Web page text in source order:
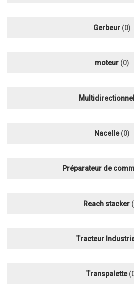
Gerbeur(0)
moteur(0)
Multidirectionnel
Nacelle(0)
Préparateur de
Reach stacker
Tracteur
Transpalette